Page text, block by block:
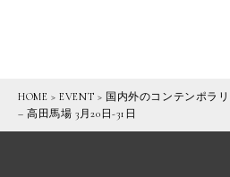
HOME >EVENT > 国内外のコンテンポラ
– 高田馬場 3月20日-31日